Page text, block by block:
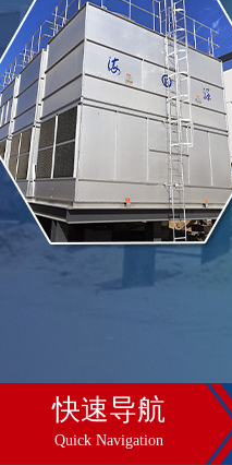
快速导航
Quick Navigation